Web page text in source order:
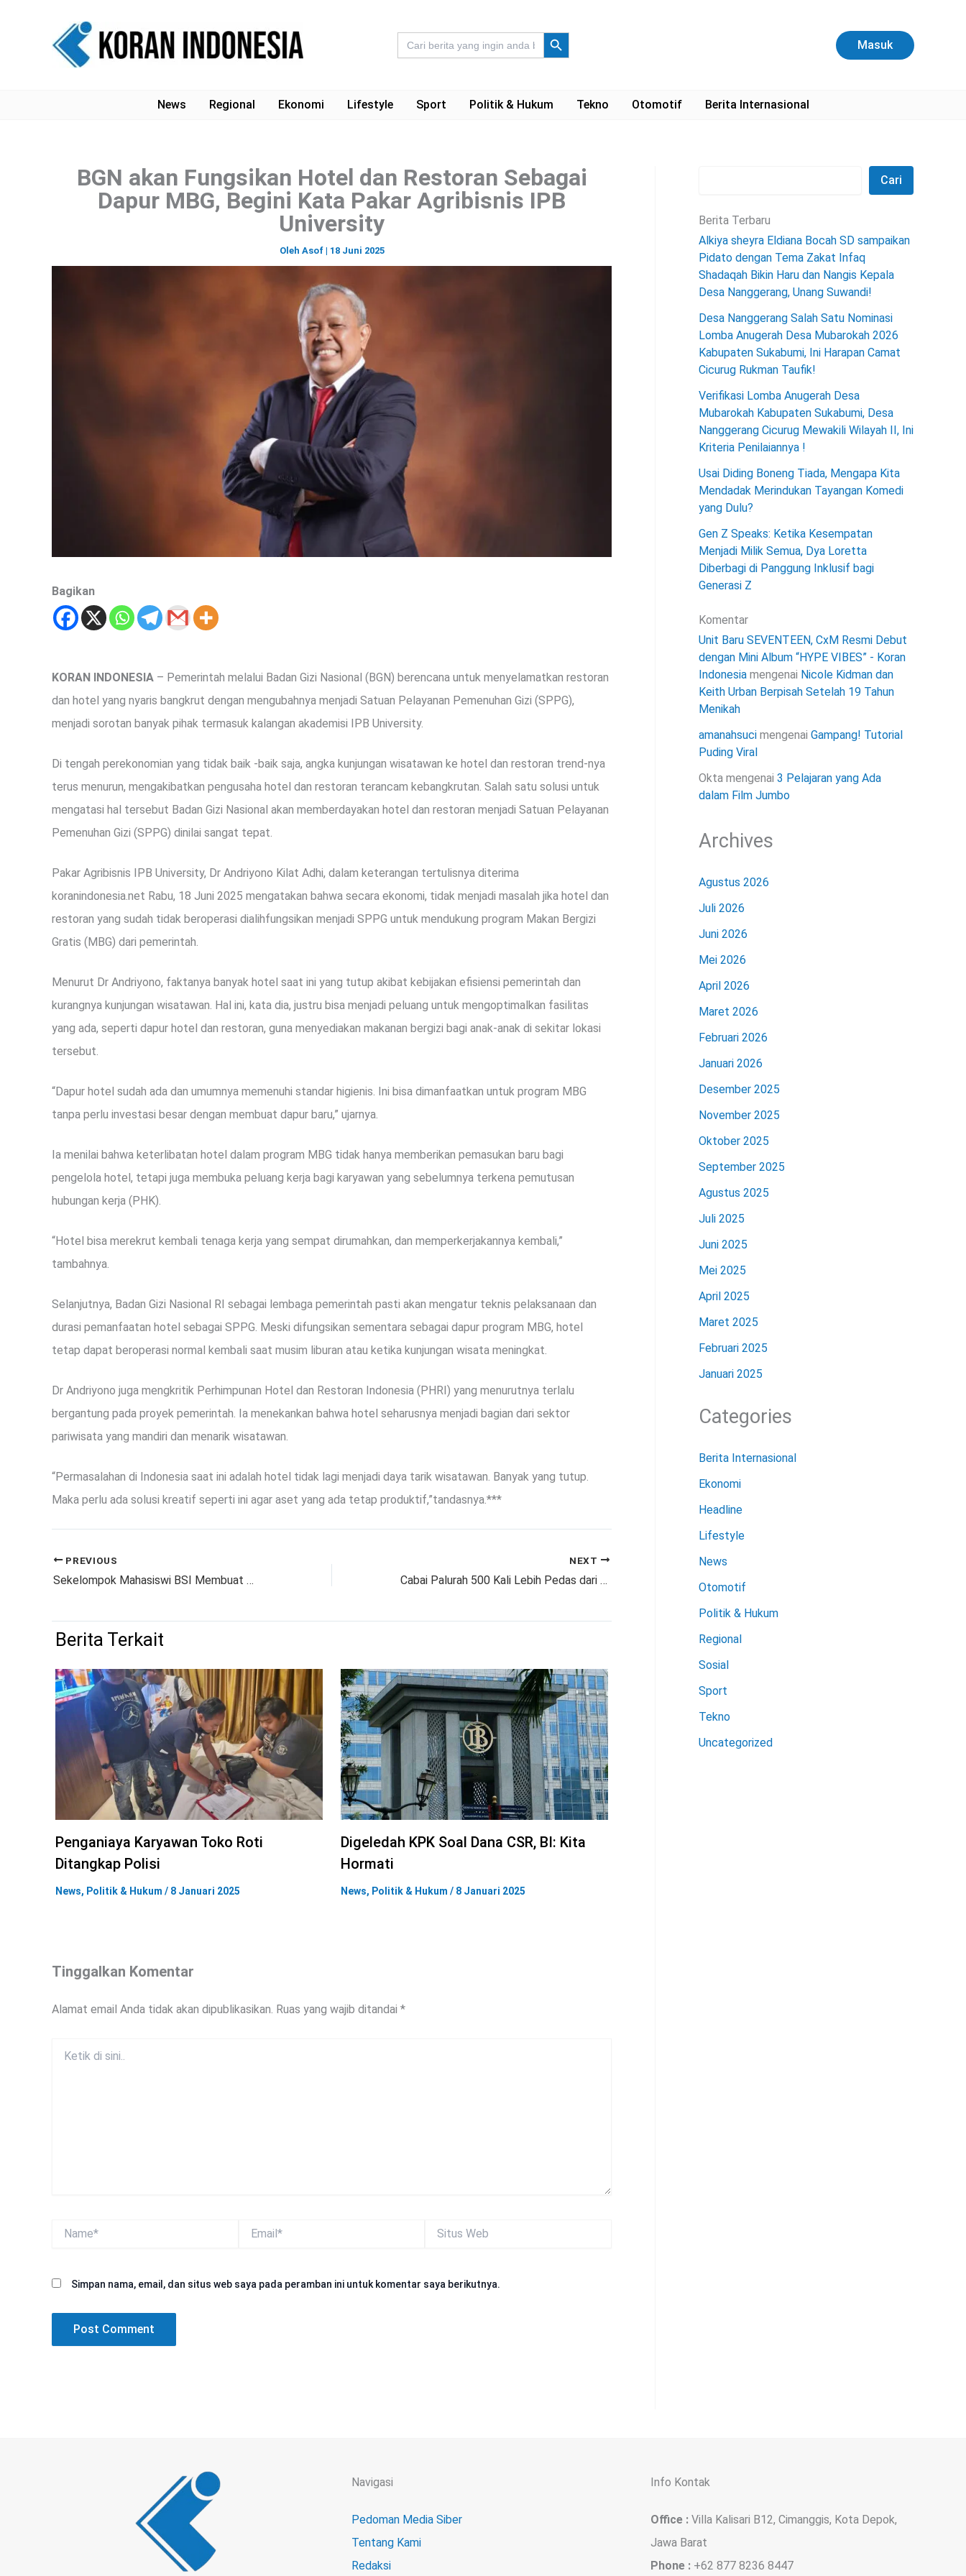
Search
for:
Search Button
Masuk
News Regional Ekonomi Lifestyle Sport Politik & Hukum Tekno Otomotif Berita Internasional
BGN akan Fungsikan Hotel dan Restoran Sebagai
Dapur MBG, Begini Kata Pakar Agribisnis IPB
University
Oleh Asof | 18 Juni 2025
Bagikan
KORAN INDONESIA – Pemerintah melalui Badan Gizi Nasional (BGN) berencana untuk menyelamatkan restoran
dan hotel yang nyaris bangkrut dengan mengubahnya menjadi Satuan Pelayanan Pemenuhan Gizi (SPPG),
menjadi sorotan banyak pihak termasuk kalangan akademisi IPB University.
Di tengah perekonomian yang tidak baik -baik saja, angka kunjungan wisatawan ke hotel dan restoran trend-nya
terus menurun, mengakibatkan pengusaha hotel dan restoran terancam kebangkrutan. Salah satu solusi untuk
mengatasi hal tersebut Badan Gizi Nasional akan memberdayakan hotel dan restoran menjadi Satuan Pelayanan
Pemenuhan Gizi (SPPG) dinilai sangat tepat.
Pakar Agribisnis IPB University, Dr Andriyono Kilat Adhi, dalam keterangan tertulisnya diterima
koranindonesia.net Rabu, 18 Juni 2025 mengatakan bahwa secara ekonomi, tidak menjadi masalah jika hotel dan
restoran yang sudah tidak beroperasi dialihfungsikan menjadi SPPG untuk mendukung program Makan Bergizi
Gratis (MBG) dari pemerintah.
Menurut Dr Andriyono, faktanya banyak hotel saat ini yang tutup akibat kebijakan efisiensi pemerintah dan
kurangnya kunjungan wisatawan. Hal ini, kata dia, justru bisa menjadi peluang untuk mengoptimalkan fasilitas
yang ada, seperti dapur hotel dan restoran, guna menyediakan makanan bergizi bagi anak-anak di sekitar lokasi
tersebut.
“Dapur hotel sudah ada dan umumnya memenuhi standar higienis. Ini bisa dimanfaatkan untuk program MBG
tanpa perlu investasi besar dengan membuat dapur baru,” ujarnya.
Ia menilai bahwa keterlibatan hotel dalam program MBG tidak hanya memberikan pemasukan baru bagi
pengelola hotel, tetapi juga membuka peluang kerja bagi karyawan yang sebelumnya terkena pemutusan
hubungan kerja (PHK).
“Hotel bisa merekrut kembali tenaga kerja yang sempat dirumahkan, dan memperkerjakannya kembali,”
tambahnya.
Selanjutnya, Badan Gizi Nasional RI sebagai lembaga pemerintah pasti akan mengatur teknis pelaksanaan dan
durasi pemanfaatan hotel sebagai SPPG. Meski difungsikan sementara sebagai dapur program MBG, hotel
tetap dapat beroperasi normal kembali saat musim liburan atau ketika kunjungan wisata meningkat.
Dr Andriyono juga mengkritik Perhimpunan Hotel dan Restoran Indonesia (PHRI) yang menurutnya terlalu
bergantung pada proyek pemerintah. Ia menekankan bahwa hotel seharusnya menjadi bagian dari sektor
pariwisata yang mandiri dan menarik wisatawan.
“Permasalahan di Indonesia saat ini adalah hotel tidak lagi menjadi daya tarik wisatawan. Banyak yang tutup.
Maka perlu ada solusi kreatif seperti ini agar aset yang ada tetap produktif,”tandasnya.***
PREVIOUS
Sekelompok Mahasiswi BSI Membuat Website Pengaduan Masyarakat untuk Desa Babakan Bogor
NEXT
Cabai Palurah 500 Kali Lebih Pedas dari Cabai Biasa, Simak Penjelasan Guru Besar Fakultas Pertanian IPB University, Prof Muhammad Syukur
Berita Terkait
Penganiaya Karyawan Toko Roti
Ditangkap Polisi
News, Politik & Hukum / 8 Januari 2025
Digeledah KPK Soal Dana CSR, BI: Kita
Hormati
News, Politik & Hukum / 8 Januari 2025
Tinggalkan Komentar
Alamat email Anda tidak akan dipublikasikan. Ruas yang wajib ditandai *
Web
Simpan nama, email, dan situs web saya pada peramban ini untuk komentar saya berikutnya.
Cari
Berita Terbaru
Alkiya sheyra Eldiana Bocah SD sampaikan
Pidato dengan Tema Zakat Infaq
Shadaqah Bikin Haru dan Nangis Kepala
Desa Nanggerang, Unang Suwandi!
Desa Nanggerang Salah Satu Nominasi
Lomba Anugerah Desa Mubarokah 2026
Kabupaten Sukabumi, Ini Harapan Camat
Cicurug Rukman Taufik!
Verifikasi Lomba Anugerah Desa
Mubarokah Kabupaten Sukabumi, Desa
Nanggerang Cicurug Mewakili Wilayah II, Ini
Kriteria Penilaiannya !
Usai Diding Boneng Tiada, Mengapa Kita
Mendadak Merindukan Tayangan Komedi
yang Dulu?
Gen Z Speaks: Ketika Kesempatan
Menjadi Milik Semua, Dya Loretta
Diberbagi di Panggung Inklusif bagi
Generasi Z
Komentar
Unit Baru SEVENTEEN, CxM Resmi Debut
dengan Mini Album “HYPE VIBES” - Koran
Indonesia mengenai Nicole Kidman dan
Keith Urban Berpisah Setelah 19 Tahun
Menikah
amanahsuci mengenai Gampang! Tutorial
Puding Viral
Okta mengenai 3 Pelajaran yang Ada
dalam Film Jumbo
Archives
Agustus 2026
Juli 2026
Juni 2026
Mei 2026
April 2026
Maret 2026
Februari 2026
Januari 2026
Desember 2025
November 2025
Oktober 2025
September 2025
Agustus 2025
Juli 2025
Juni 2025
Mei 2025
April 2025
Maret 2025
Februari 2025
Januari 2025
Categories
Berita Internasional
Ekonomi
Headline
Lifestyle
News
Otomotif
Politik & Hukum
Regional
Sosial
Sport
Tekno
Uncategorized
Navigasi
Pedoman Media Siber
Tentang Kami
Redaksi
Info Kontak
Office : Villa Kalisari B12, Cimanggis, Kota Depok,
Jawa Barat
Phone : +62 877 8236 8447